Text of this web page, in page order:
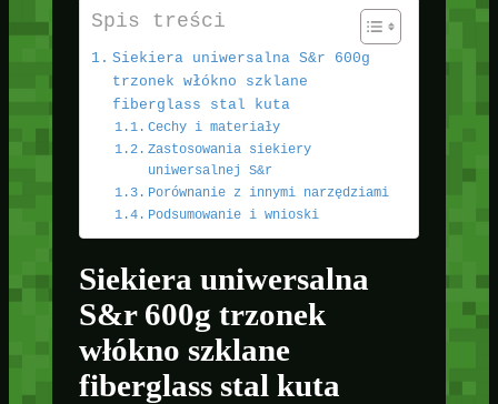
Spis treści
Siekiera uniwersalna S&r 600g
trzonek włókno szklane
fiberglass stal kuta
Cechy i materiały
Zastosowania siekiery
uniwersalnej S&r
Porównanie z innymi narzędziami
Podsumowanie i wnioski
Siekiera uniwersalna
S&r 600g trzonek
włókno szklane
fiberglass stal kuta